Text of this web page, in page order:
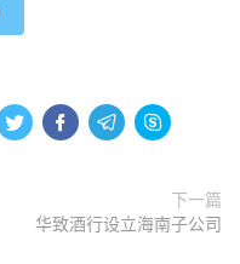
   
下一篇
华致酒行设立海南子公司